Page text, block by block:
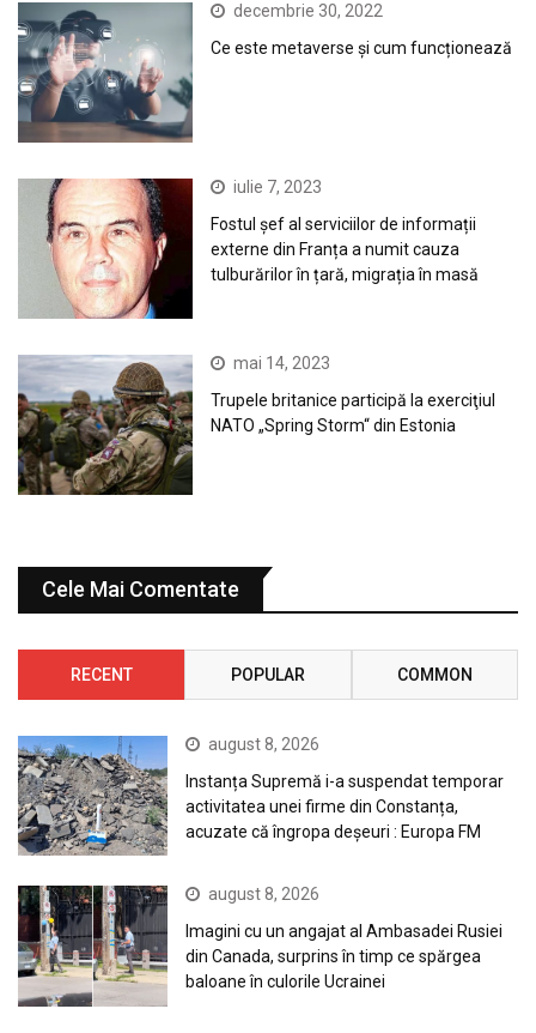
decembrie 30, 2022
Ce este metaverse și cum funcționează
iulie 7, 2023
Fostul șef al serviciilor de informații
externe din Franța a numit cauza
tulburărilor în țară, migrația în masă
mai 14, 2023
Trupele britanice participă la exerciţiul
NATO „Spring Storm“ din Estonia
Cele Mai Comentate
RECENT POPULAR COMMON
august 8, 2026
Instanța Supremă i-a suspendat temporar
activitatea unei firme din Constanța,
acuzate că îngropa deșeuri : Europa FM
august 8, 2026
Imagini cu un angajat al Ambasadei Rusiei
din Canada, surprins în timp ce spărgea
baloane în culorile Ucrainei